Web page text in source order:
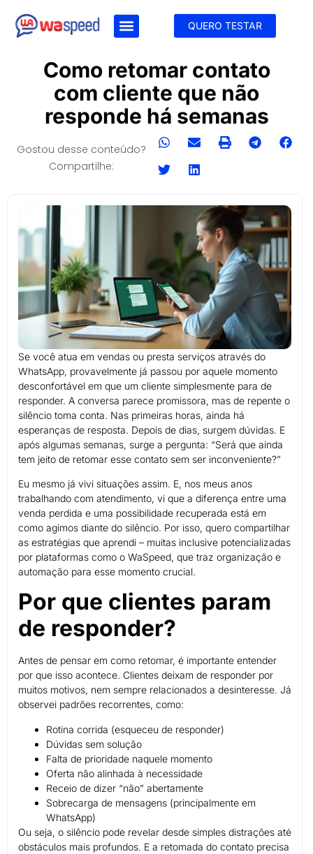
QUERO TESTAR
Como retomar contato
com cliente que não
responde há semanas
Gostou desse conteúdo?
Compartilhe:
Se você atua em vendas ou presta serviços através do
WhatsApp, provavelmente já passou por aquele momento
desconfortável em que um cliente simplesmente para de
responder. A conversa parece promissora, mas de repente o
silêncio toma conta. Nas primeiras horas, ainda há
esperanças de resposta. Depois de dias, surgem dúvidas. E
após algumas semanas, surge a pergunta: “Será que ainda
tem jeito de retomar esse contato sem ser inconveniente?”
Eu mesmo já vivi situações assim. E, nos meus anos
trabalhando com atendimento, vi que a diferença entre uma
venda perdida e uma possibilidade recuperada está em
como agimos diante do silêncio. Por isso, quero compartilhar
as estratégias que aprendi – muitas inclusive potencializadas
por plataformas como o WaSpeed, que traz organização e
automação para esse momento crucial.
Por que clientes param
de responder?
Antes de pensar em como retomar, é importante entender
por que isso acontece. Clientes deixam de responder por
muitos motivos, nem sempre relacionados a desinteresse. Já
observei padrões recorrentes, como:
Rotina corrida (esqueceu de responder)
Dúvidas sem solução
Falta de prioridade naquele momento
Oferta não alinhada à necessidade
Receio de dizer “não” abertamente
Sobrecarga de mensagens (principalmente em
WhatsApp)
Ou seja, o silêncio pode revelar desde simples distrações até
obstáculos mais profundos. E a retomada do contato precisa